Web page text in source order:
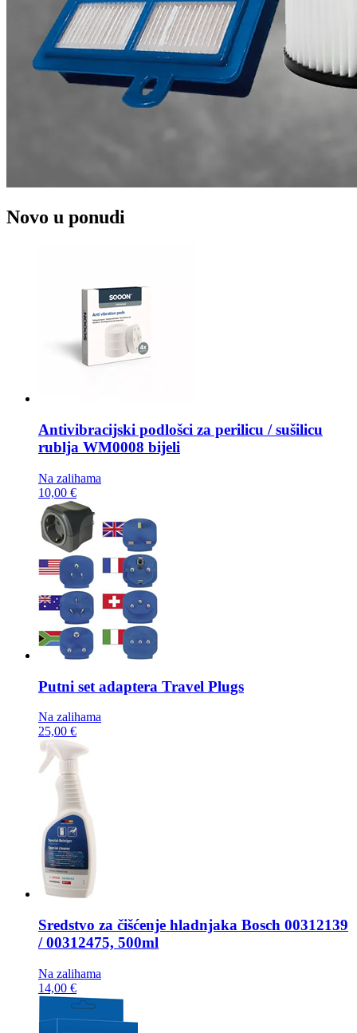
Novo u ponudi
Antivibracijski podlošci za perilicu / sušilicu
rublja WM0008 bijeli
Na zalihama
10,00 €
Putni set adaptera Travel Plugs
Na zalihama
25,00 €
Sredstvo za čišćenje hladnjaka Bosch 00312139
/ 00312475, 500ml
Na zalihama
14,00 €